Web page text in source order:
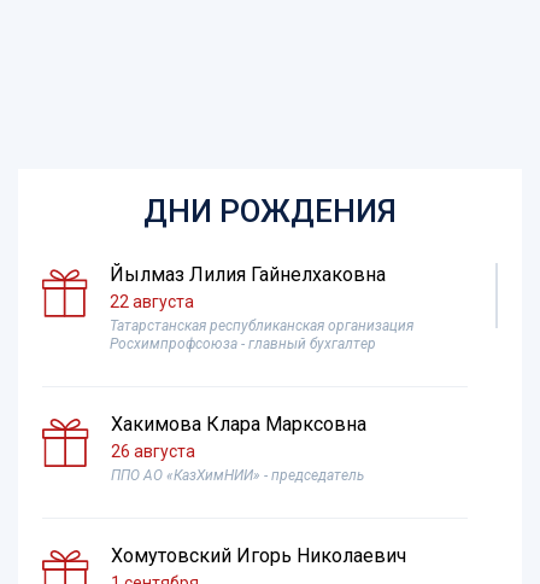
ДНИ РОЖДЕНИЯ
Йылмаз Лилия Гайнелхаковна
22 августа
Татарстанская республиканская организация
Росхимпрофсоюза - главный бухгалтер
Хакимова Клара Марксовна
26 августа
ППО АО «КазХимНИИ» - председатель
Хомутовский Игорь Николаевич